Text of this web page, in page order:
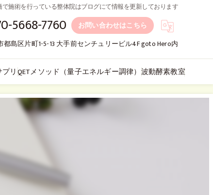
施術を行っている整体院はブログにて情報を更新しております
5668-7760
お問い合わせはこちら
都島区片町1-5-13 大手前センチュリービル4F goto Hero内
リ QETメソッド（量子エネルギー調律） 波動酵素教室